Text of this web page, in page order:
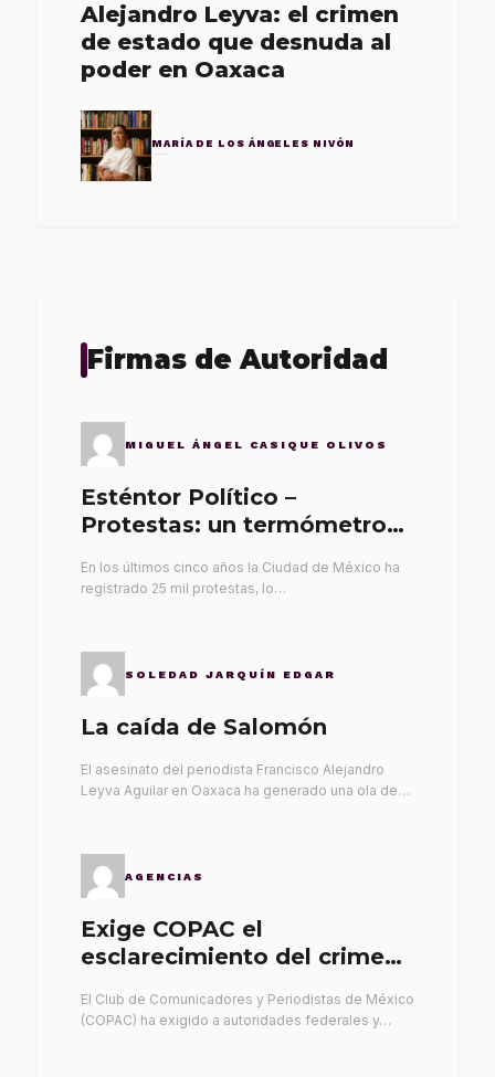
Alejandro Leyva: el crimen
de estado que desnuda al
poder en Oaxaca
MARÍA DE LOS ÁNGELES NIVÓN
Firmas de Autoridad
MIGUEL ÁNGEL CASIQUE OLIVOS
Esténtor Político –
Protestas: un termómetro
En los últimos cinco años la Ciudad de México ha
registrado 25 mil protestas, lo…
SOLEDAD JARQUÍN EDGAR
La caída de Salomón
El asesinato del periodista Francisco Alejandro
Leyva Aguilar en Oaxaca ha generado una ola de…
AGENCIAS
Exige COPAC el
esclarecimiento del crimen
El Club de Comunicadores y Periodistas de México
(COPAC) ha exigido a autoridades federales y…